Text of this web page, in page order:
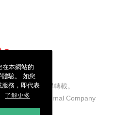
在本網站的
體驗。 如您
務，即代表
了解更多
版權所有，不得轉載。
Economic Journal Company
reserved.